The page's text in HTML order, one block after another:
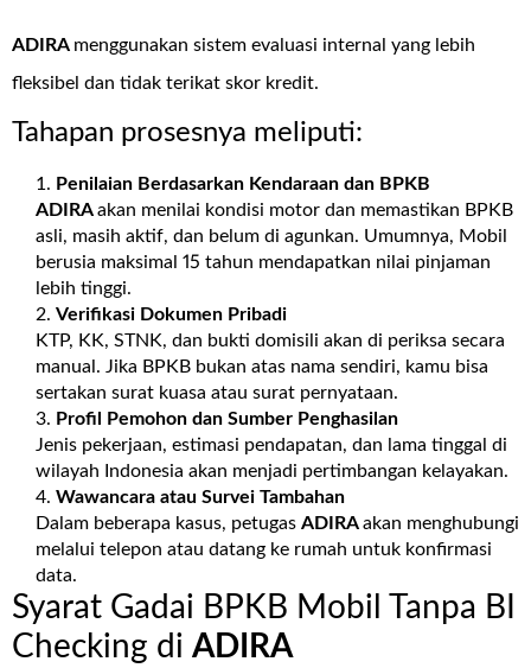
ADIRA menggunakan sistem evaluasi internal yang lebih
fleksibel dan tidak terikat skor kredit.
Tahapan prosesnya meliputi:
Penilaian Berdasarkan Kendaraan dan BPKB
ADIRAakan menilai kondisi motor dan memastikan BPKB
asli, masih aktif, dan belum di agunkan. Umumnya, Mobil
berusia maksimal 15 tahun mendapatkan nilai pinjaman
lebih tinggi.
Verifikasi Dokumen Pribadi
KTP, KK, STNK, dan bukti domisili akan di periksa secara
manual. Jika BPKB bukan atas nama sendiri, kamu bisa
sertakan surat kuasa atau surat pernyataan.
Profil Pemohon dan Sumber Penghasilan
Jenis pekerjaan, estimasi pendapatan, dan lama tinggal di
wilayah Indonesia akan menjadi pertimbangan kelayakan.
Wawancara atau Survei Tambahan
Dalam beberapa kasus, petugas ADIRAakan menghubungi
melalui telepon atau datang ke rumah untuk konfirmasi
data.
Syarat Gadai BPKB Mobil Tanpa BI
Checking di ADIRA